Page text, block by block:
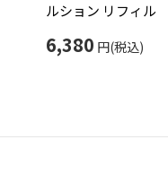
ルション リフィル
6,380 円(税込)